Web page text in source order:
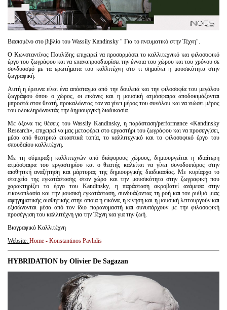
Βασισμένο στο βιβλίο του Wassily Kandinsky " Για το πνευματικό στην Τέχνη".
O Κωνσταντίνος Παυλίδης επιχειρεί να προσαρμόσει το καλλιτεχνικό και φιλοσοφικό
έργο του ζωγράφου και να επαναπροσδιορίσει την έννοια του χώρου και του χρόνου σε
συνδυασμό με τα ερωτήματα του καλλιτέχνη στο τι σημαίνει η μουσικότητα στην
ζωγραφική.
Αυτή η έρευνα είναι ένα απόσταγμα από την δουλειά και την φιλοσοφία του μεγάλου
ζωγράφου όπου ο χώρος, οι εικόνες και η μουσική ατμόσφαιρα αποδοκιμάζονται
μπροστά στον θεατή, προκαλώντας τον να γίνει μέρος του συνόλου και να νιώσει μέρος
του ολοκληρώνοντάς την δημιουργική διαδικασία.
Με άξονα τις θέσεις του Wassily Kandinsky, η παράσταση/performance «Kandinsky
Research», επιχειρεί να μας μεταφέρει στο εργαστήρι του ζωγράφου και να προσεγγίσει,
μέσα από θεατρικά εικαστικά τοπία, το καλλιτεχνικό και το φιλοσοφικό έργο του
σπουδαίου καλλιτέχνη.
Με τη σύμπραξη καλλιτεχνών από διάφορους χώρους, δημιουργείται η ιδιαίτερη
ατμόσφαιρα του εργαστηρίου και ο θεατής καλείται να γίνει συνοδοιπόρος στην
αισθητική αναζήτηση και μάρτυρας της δημιουργικής διαδικασίας. Με κυρίαρχο το
στοιχείο της εγκατάστασης στον χώρο και την μουσικότητα στην ζωγραφική που
χαρακτηρίζει το έργο του Κandinsky, η παράσταση ακροβατεί ανάμεσα στην
εικονοπλασία και την μουσική εγκατάσταση, συνδυάζοντας τη ροή και τον ρυθμό μιας
αφηγηματικής αισθητικής στην οποία η εικόνα, η κίνηση και η μουσική λειτουργούν και
εξισώνονται μέσα από τον ίδιο παρανομαστή και συνυπάρχουν με την φιλοσοφική
προσέγγιση του καλλιτέχνη για την Τέχνη και για την ζωή.
Βιογραφικό Καλλιτέχνη
Website: Home - Konstantinos Pavlidis
HYBRIDATION by Olivier De Sagazan